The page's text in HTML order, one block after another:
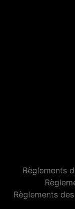
Règlements
Règlements